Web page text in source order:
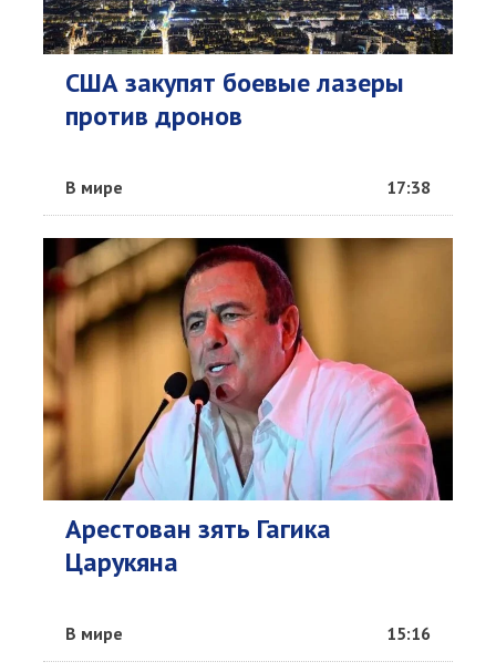
США закупят боевые лазеры
против дронов
В мире 17:38
Арестован зять Гагика
Царукяна
В мире 15:16